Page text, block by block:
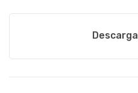
Descarga